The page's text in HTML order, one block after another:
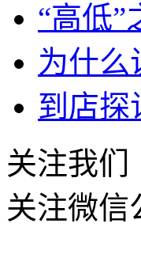
“高低”
为什么
到店探
关注我们
关注微信